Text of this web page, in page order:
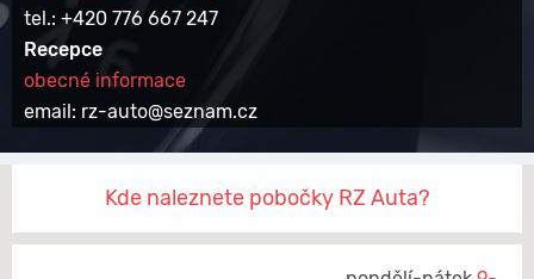
tel.: +420 776 667 247
Recepce
obecné informace
email: rz-auto@seznam.cz
Kde naleznete pobočky RZ Auta?